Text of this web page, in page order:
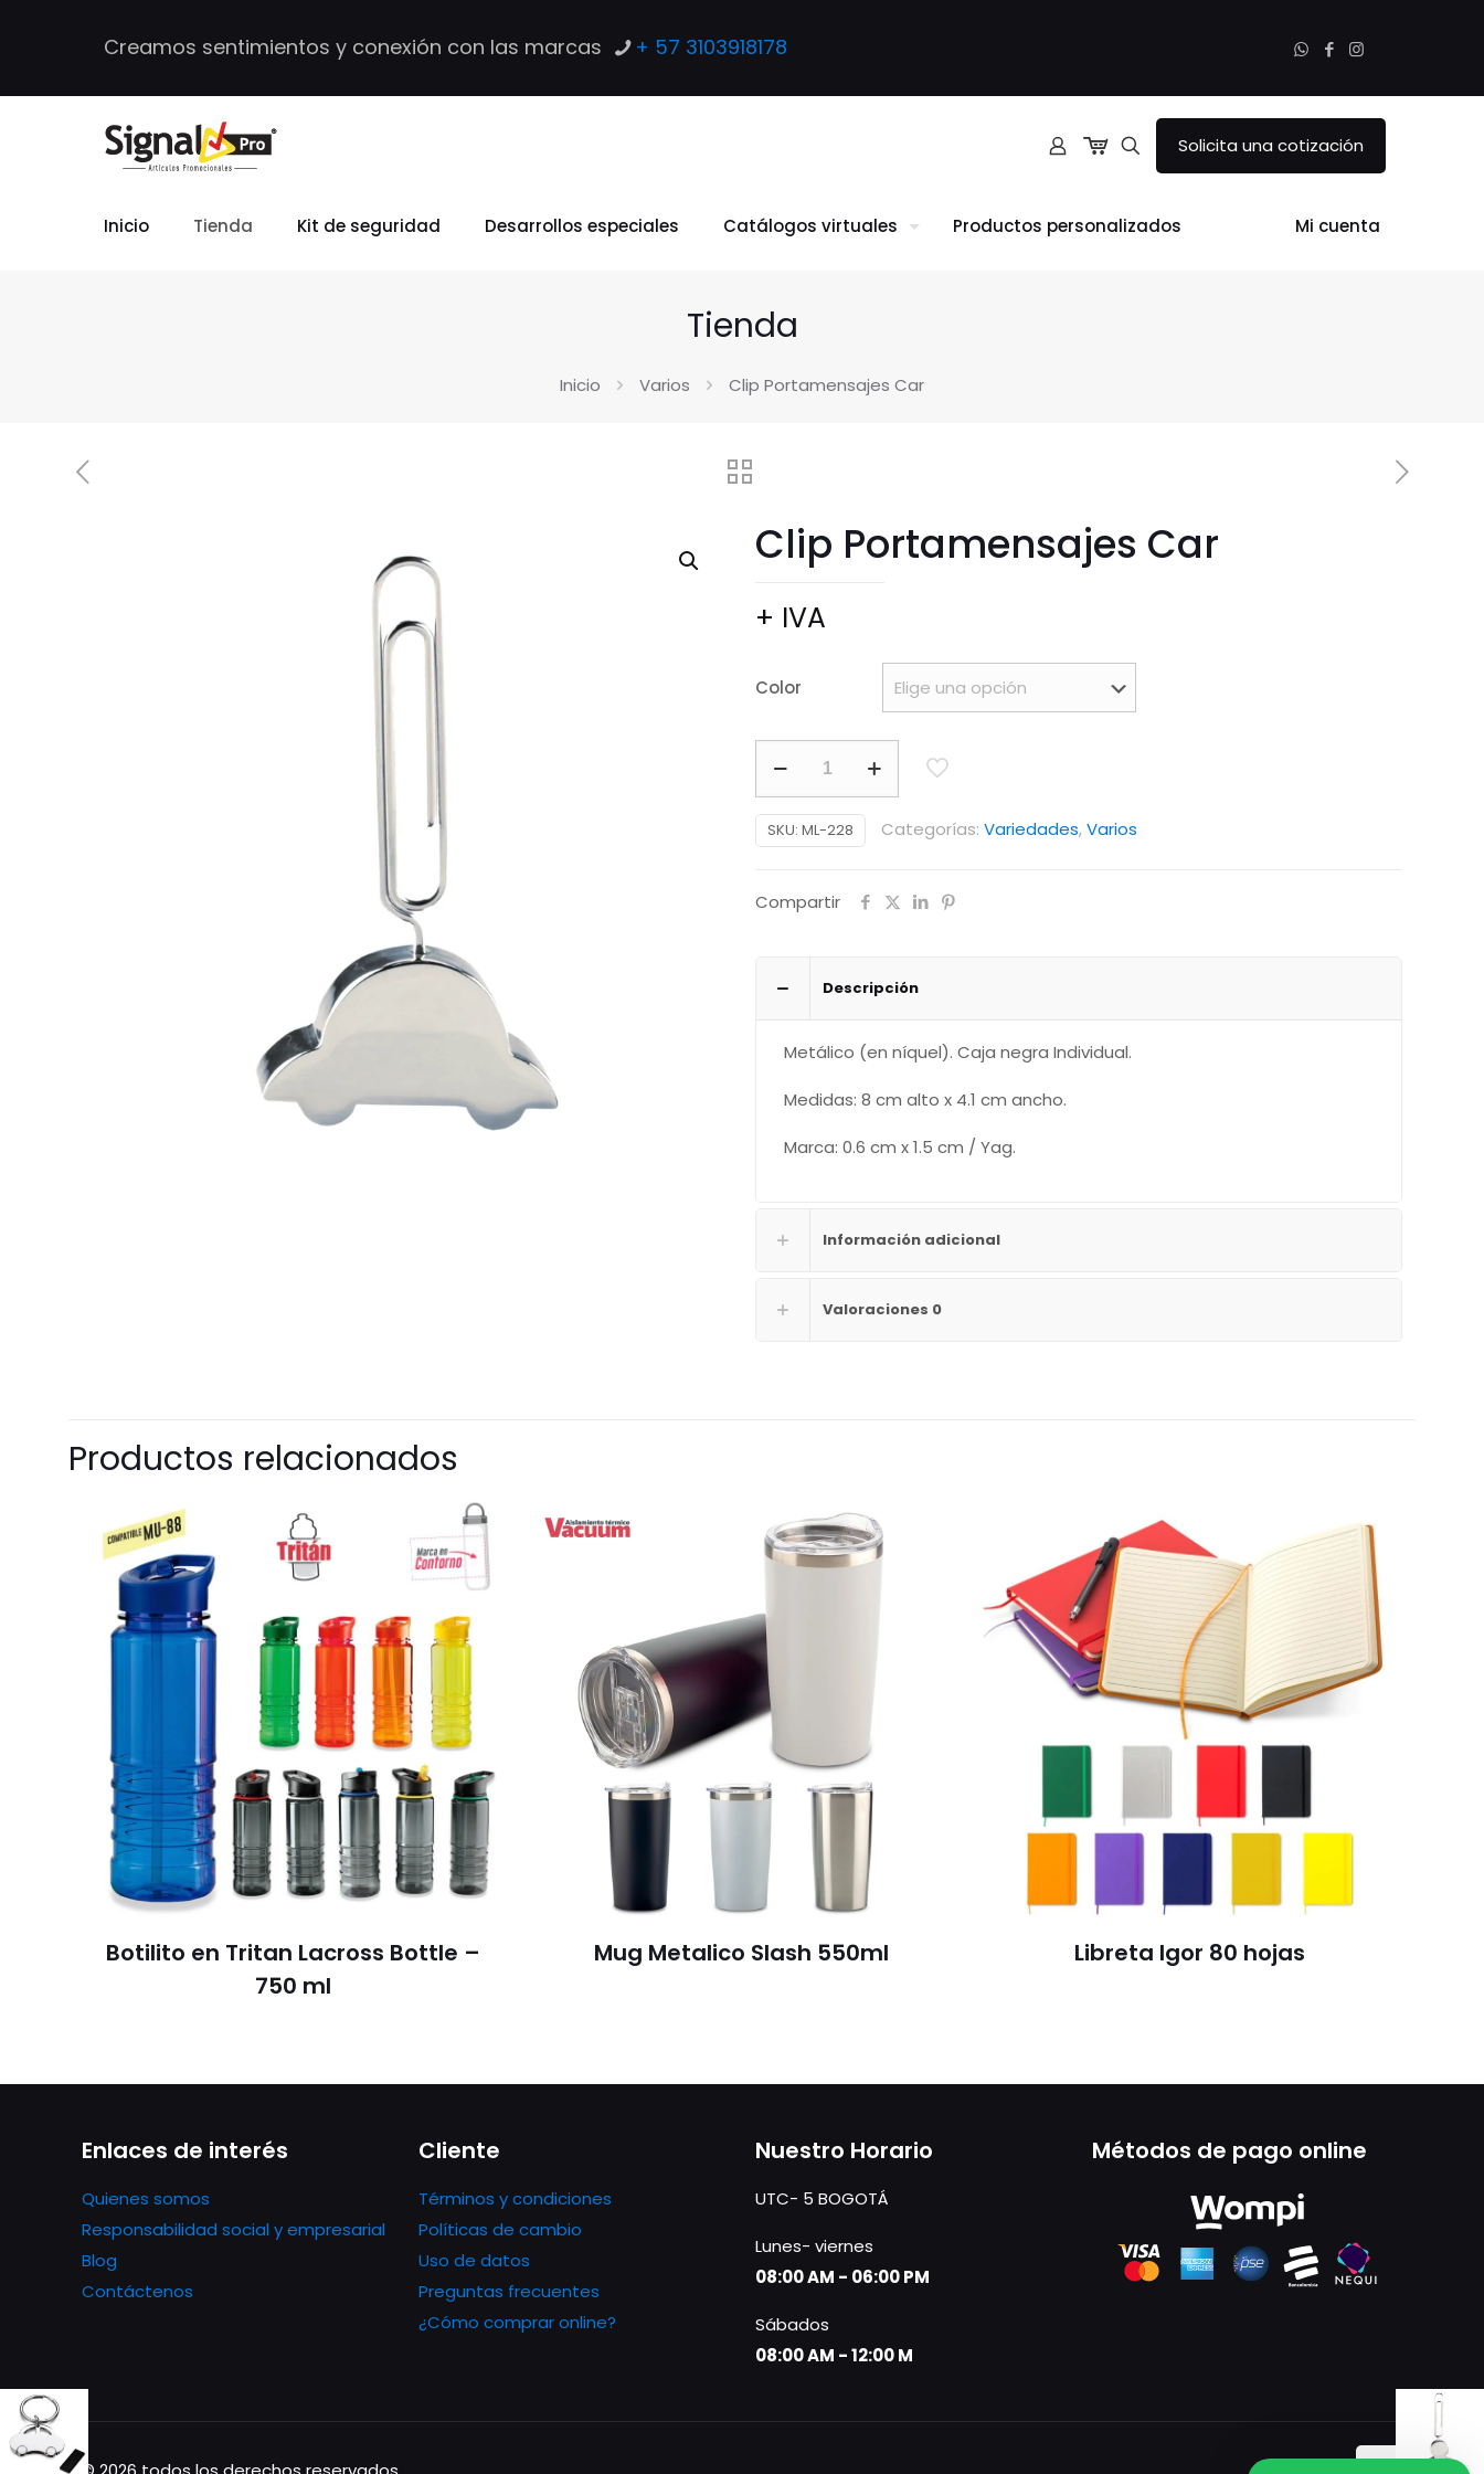
Creamos sentimientos y conexión con las marcas + 57 3103918178
Solicita una cotización
Inicio Tienda Kit de seguridad Desarrollos especiales Catálogos virtuales Productos personalizados Mi cuenta
Tienda
Inicio Varios Clip Portamensajes Car
Clip Portamensajes Car
+ IVA
Color
Car
cantidad
SKU: ML-228 Categorías: Variedades,Varios
Compartir
Descripción
Metálico (en níquel). Caja negra Individual.
Medidas: 8 cm alto x 4.1 cm ancho.
Marca: 0.6 cm x 1.5 cm / Yag.
Información adicional
Valoraciones 0
Productos relacionados
Botilito en Tritan Lacross Bottle –
750 ml
Mug Metalico Slash 550ml Libreta Igor 80 hojas
Enlaces de interés
Quienes somos
Responsabilidad social y empresarial
Blog
Contáctenos
Cliente
Términos y condiciones
Políticas de cambio
Uso de datos
Preguntas frecuentes
¿Cómo comprar online?
Nuestro Horario
UTC- 5 BOGOTÁ
Lunes- viernes
08:00 AM - 06:00 PM
Sábados
08:00 AM - 12:00 M
Métodos de pago online